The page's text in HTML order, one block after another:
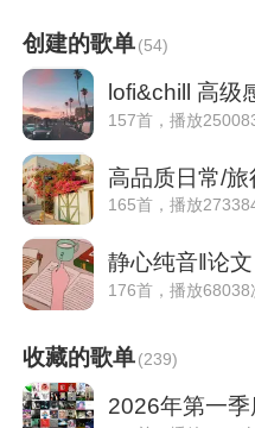
创建的歌单(54)
lofi&chill 高级
157首，播放
165首，播放
176首，播放68038
收藏的歌单(239)